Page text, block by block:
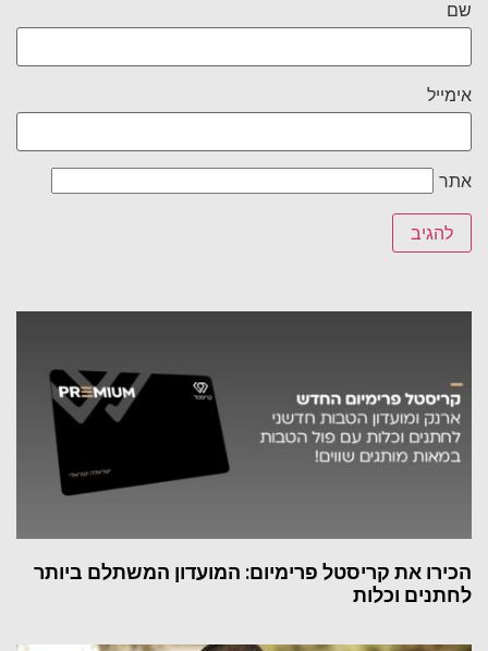
שם
אימייל
אתר
הכירו את קריסטל פרימיום: המועדון המשתלם ביותר
לחתנים וכלות